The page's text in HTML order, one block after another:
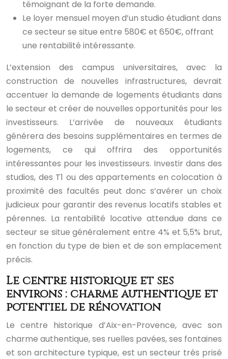
témoignant de la forte demande.
Le loyer mensuel moyen d’un studio étudiant dans
ce secteur se situe entre 580€ et 650€, offrant
une rentabilité intéressante.
L’extension des campus universitaires, avec la
construction de nouvelles infrastructures, devrait
accentuer la demande de logements étudiants dans
le secteur et créer de nouvelles opportunités pour les
investisseurs. L’arrivée de nouveaux étudiants
générera des besoins supplémentaires en termes de
logements, ce qui offrira des opportunités
intéressantes pour les investisseurs. Investir dans des
studios, des T1 ou des appartements en colocation à
proximité des facultés peut donc s’avérer un choix
judicieux pour garantir des revenus locatifs stables et
pérennes. La rentabilité locative attendue dans ce
secteur se situe généralement entre 4% et 5,5% brut,
en fonction du type de bien et de son emplacement
précis.
Le centre historique et ses
environs : charme authentique et
potentiel de rénovation
Le centre historique d’Aix-en-Provence, avec son
charme authentique, ses ruelles pavées, ses fontaines
et son architecture typique, est un secteur très prisé